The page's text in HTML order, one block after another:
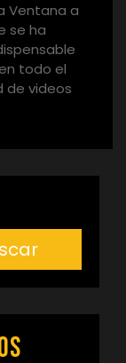
Ventana a
se ha
todo el
de videos